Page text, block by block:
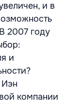
и в
2007 году
и
компании